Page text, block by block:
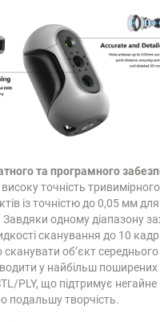
та програмного
точність тривимірного
із точністю до 0,05 мм
Завдяки одному діапазону
сканування до 10
об’єкт середнього
у найбільш
PLY, що підтримує негайне
подальшу творчість.